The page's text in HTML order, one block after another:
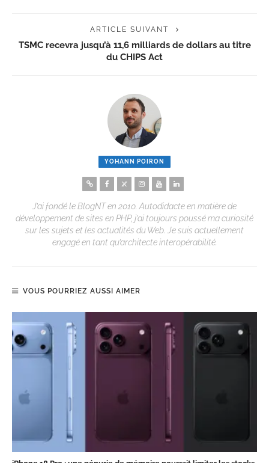
ARTICLE SUIVANT
TSMC recevra jusqu’à 11,6 milliards de dollars au titre
du CHIPS Act
YOHANN POIRON
J’ai fondé le BlogNT en 2010. Autodidacte en matière de
développement de sites en PHP, j’ai toujours poussé ma curiosité
sur les sujets et les actualités du Web. Je suis actuellement
engagé en tant qu’architecte interopérabilité.
VOUS POURRIEZ AUSSI AIMER